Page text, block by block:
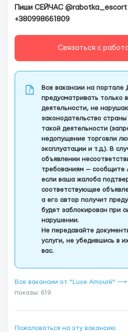
Пиши СЕЙЧАС @rabotka_escort
+380998661809
Связаться с
Все вакансии на
предусматривать только
деятельности, не
законодательство
такой деятельности
недопущение торговли
эксплуатации и т.д.). В
объявлении
требованиям — сообщите
если ваша жалоба
соответствующее
а его автор получит
будет заблокирован при
нарушении.
Не передавайте
услуги, не убедившись в
вас.
Все вакансии от "Luxe Amouré" ⟶
показы: 619
Пожаловаться на эту вакансию